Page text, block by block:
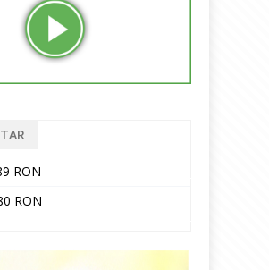
RON
RON